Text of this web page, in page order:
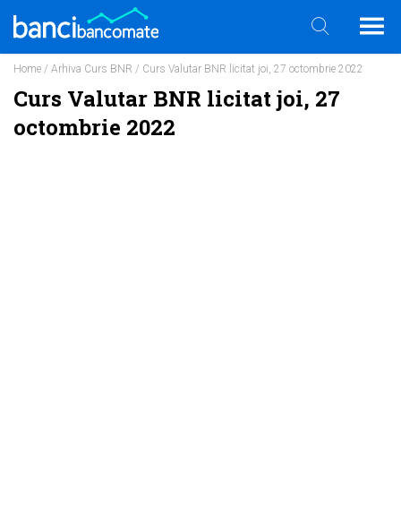
Home / Arhiva Curs BNR / Curs Valutar BNR licitat joi, 27 octombrie 2022
Curs Valutar BNR licitat joi, 27
octombrie 2022